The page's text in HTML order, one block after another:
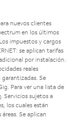
nuevos clientes
en los últimos
impuestos y cargos
se aplican tarifas
por instalación.
reales
Se
Para ver una lista de
. Servicios sujetos a
los cuales están
Se aplican